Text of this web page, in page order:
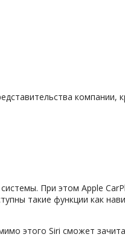
компании,
При этом Apple
такие функции как
этого Siri сможет